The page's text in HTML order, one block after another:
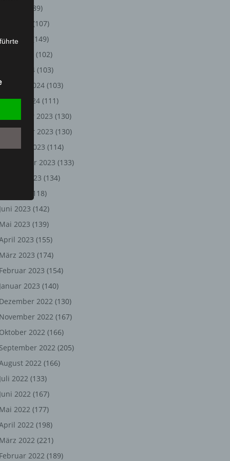
(89)
(107)
Mai 2024
(149)
(102)
März 2024 (103)
2024 (103)
2024 (111)
Dezember 2023 (130)
November 2023 (130)
2023 (114)
September 2023 (133)
August 2023 (134)
(118)
Juni 2023 (142)
Mai 2023 (139)
2023 (155)
März 2023 (174)
Februar 2023 (154)
Januar 2023 (140)
Dezember 2022 (130)
November 2022 (167)
Oktober 2022 (166)
September 2022 (205)
2022 (166)
Juli 2022 (133)
Juni 2022 (167)
Mai 2022 (177)
2022 (198)
März 2022 (221)
Februar 2022 (189)
oder